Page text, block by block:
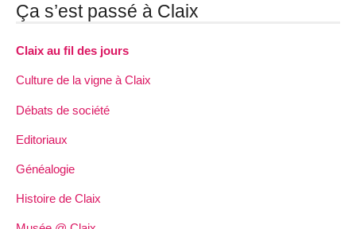
Ça s’est passé à Claix
Claix au fil des jours
Culture de la vigne à Claix
Débats de société
Editoriaux
Généalogie
Histoire de Claix